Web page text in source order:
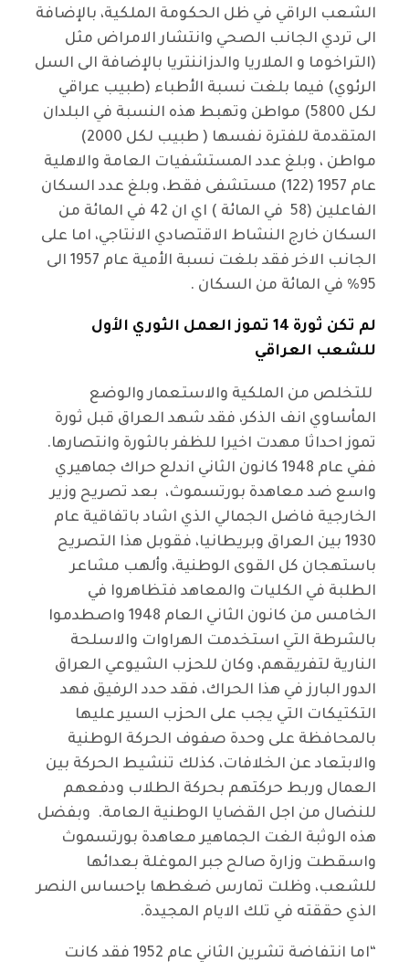
الشعب الراقي في ظل الحكومة الملكية، بالإضافة
الى تردي الجانب الصحي وانتشار الامراض مثل
(التراخوما و الملاريا والدزاننتريا بالإضافة الى السل
الرئوي) فيما بلغت نسبة الأطباء (طبيب عراقي
لكل 5800) مواطن وتهبط هذه النسبة في البلدان
المتقدمة للفترة نفسها ( طبيب لكل 2000)
مواطن ، وبلغ عدد المستشفيات العامة والاهلية
عام 1957 (122) مستشفى فقط، وبلغ عدد السكان
الفاعلين (58 في المائة ) اي ان 42 في المائة من
السكان خارج النشاط الاقتصادي الانتاجي، اما على
الجانب الاخر فقد بلغت نسبة الأمية عام 1957 الى
95% في المائة من السكان .
لم تكن ثورة 14 تموز العمل الثوري الأول
للشعب العراقي
للتخلص من الملكية والاستعمار والوضع
المأساوي انف الذكر، فقد شهد العراق قبل ثورة
تموز احداثا مهدت اخيرا للظفر بالثورة وانتصارها.
ففي عام 1948 كانون الثاني اندلع حراك جماهيري
واسع ضد معاهدة بورتسموث، بعد تصريح وزير
الخارجية فاضل الجمالي الذي اشاد باتفاقية عام
1930 بين العراق وبريطانيا، فقوبل هذا التصريح
باستهجان كل القوى الوطنية، وألهب مشاعر
الطلبة في الكليات والمعاهد فتظاهروا في
الخامس من كانون الثاني العام 1948 واصطدموا
بالشرطة التي استخدمت الهراوات والاسلحة
النارية لتفريقهم، وكان للحزب الشيوعي العراق
الدور البارز في هذا الحراك، فقد حدد الرفيق فهد
التكتيكات التي يجب على الحزب السير عليها
بالمحافظة على وحدة صفوف الحركة الوطنية
والابتعاد عن الخلافات، كذلك تنشيط الحركة بين
العمال وربط حركتهم بحركة الطلاب ودفعهم
للنضال من اجل القضايا الوطنية العامة. وبفضل
هذه الوثبة الغت الجماهير معاهدة بورتسموث
واسقطت وزارة صالح جبر الموغلة بعدائها
للشعب، وظلت تمارس ضغطها بإحساس النصر
الذي حققته في تلك الايام المجيدة.
“اما انتفاضة تشرين الثاني عام 1952 فقد كانت